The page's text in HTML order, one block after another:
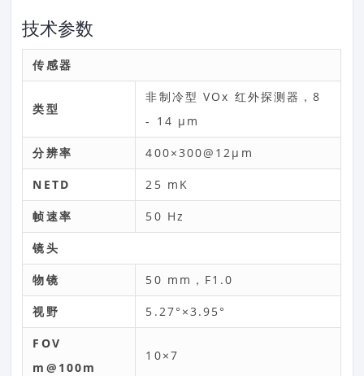
技术参数
传感器
类型
非制冷型 VOx 红外探测器，8
- 14 μm
分辨率 400×300@12μm
NETD 25 mK
帧速率 50 Hz
镜头
物镜 50 mm，F1.0
视野 5.27°×3.95°
FOV
m@100m
10×7